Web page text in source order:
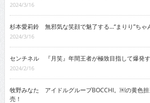
2024/3/16
杉本愛莉鈴 無邪気な笑顔で魅了する…“まりり”ちゃ
2024/3/16
センチネル 『月笑』年間王者が極致目指して爆発
2024/2/16
牧野みなた アイドルグループBOCCHI。￼の黄色担
売！